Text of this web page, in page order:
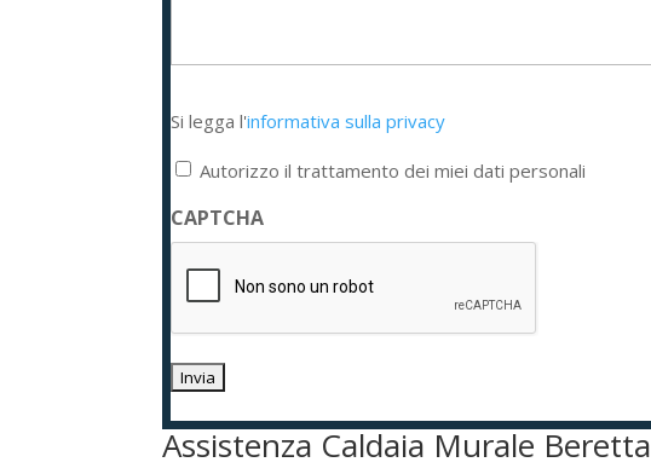
legga
l'informativa
privacy
*
Si legga l'informativa sulla privacy
Autorizzo il trattamento dei miei dati personali
CAPTCHA
Assistenza Caldaia Murale Beretta